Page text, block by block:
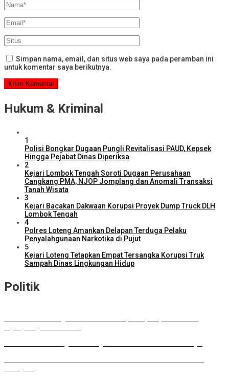
Simpan nama, email, dan situs web saya pada peramban ini
untuk komentar saya berikutnya.
Hukum & Kriminal
1
Polisi Bongkar Dugaan Pungli Revitalisasi PAUD, Kepsek
Hingga Pejabat Dinas Diperiksa
2
Kejari Lombok Tengah Soroti Dugaan Perusahaan
Cangkang PMA, NJOP Jomplang dan Anomali Transaksi
Tanah Wisata
3
Kejari Bacakan Dakwaan Korupsi Proyek Dump Truck DLH
Lombok Tengah
4
Polres Loteng Amankan Delapan Terduga Pelaku
Penyalahgunaan Narkotika di Pujut
5
Kejari Loteng Tetapkan Empat Tersangka Korupsi Truk
Sampah Dinas Lingkungan Hidup
Politik